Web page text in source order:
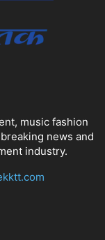
music fashion
news and
industry.